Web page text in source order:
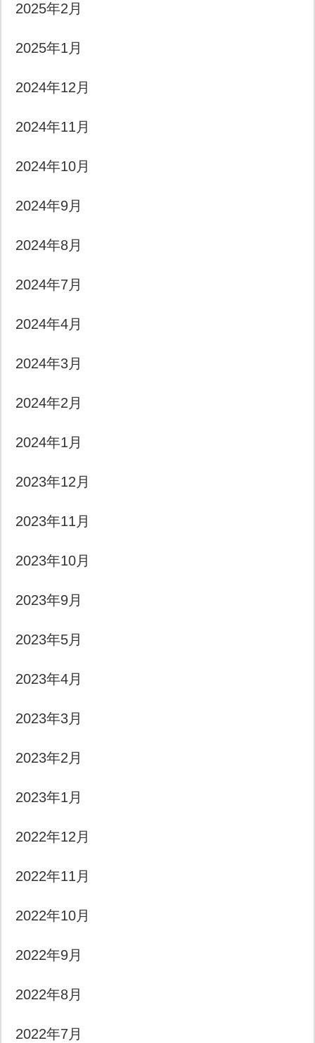
2025年2月
2025年1月
2024年12月
2024年11月
2024年10月
2024年9月
2024年8月
2024年7月
2024年4月
2024年3月
2024年2月
2024年1月
2023年12月
2023年11月
2023年10月
2023年9月
2023年5月
2023年4月
2023年3月
2023年2月
2023年1月
2022年12月
2022年11月
2022年10月
2022年9月
2022年8月
2022年7月